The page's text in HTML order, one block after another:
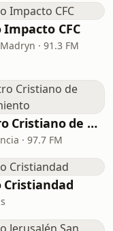
Impacto CFC
· 91.3 FM
Centro Cristiano de Avivamiento
· 97.7 FM
Cristiandad